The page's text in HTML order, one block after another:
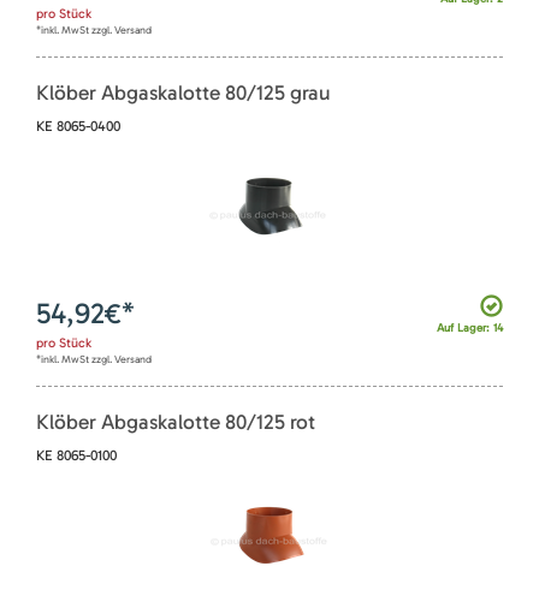
pro Stück
*inkl. MwSt zzgl. Versand
Klöber Abgaskalotte 80/125 grau
KE 8065-0400
Auf Lager: 14
54,92€*
pro Stück
*inkl. MwSt zzgl. Versand
Klöber Abgaskalotte 80/125 rot
KE 8065-0100